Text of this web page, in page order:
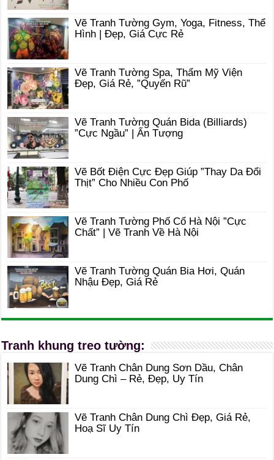
Vẽ Tranh Tường Gym, Yoga, Fitness, Thể
Hình | Đẹp, Giá Cực Rẻ
Vẽ Tranh Tường Spa, Thẩm Mỹ Viện
Đẹp, Giá Rẻ, ”Quyến Rũ”
Vẽ Tranh Tường Quán Bida (Billiards)
”Cực Ngầu” | Ấn Tượng
Vẽ Bốt Điện Cực Đẹp Giúp ”Thay Da Đổi
Thịt” Cho Nhiều Con Phố
Vẽ Tranh Tường Phố Cổ Hà Nội ”Cực
Chất” | Vẽ Tranh Về Hà Nội
Vẽ Tranh Tường Quán Bia Hơi, Quán
Nhậu Đẹp, Giá Rẻ
Tranh khung treo tường:
Vẽ Tranh Chân Dung Sơn Dầu, Chân
Dung Chì – Rẻ, Đẹp, Uy Tín
Vẽ Tranh Chân Dung Chì Đẹp, Giá Rẻ,
Hoạ Sĩ Uy Tín